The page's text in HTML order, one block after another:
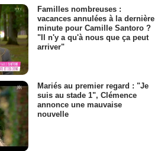
Familles nombreuses :
vacances annulées à la dernière
minute pour Camille Santoro ?
"Il n'y a qu'à nous que ça peut
arriver"
Mariés au premier regard : "Je
suis au stade 1", Clémence
annonce une mauvaise
nouvelle